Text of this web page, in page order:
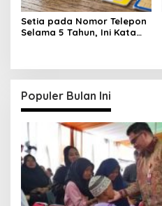
Setia pada Nomor Telepon
Selama 5 Tahun, Ini Kata
Populer Bulan Ini